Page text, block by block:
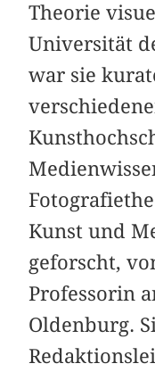
Theorie
Universität
war sie
Kunst und
geforscht,
Professorin
Oldenburg.